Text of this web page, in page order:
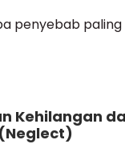
penyebab
Kehilangan